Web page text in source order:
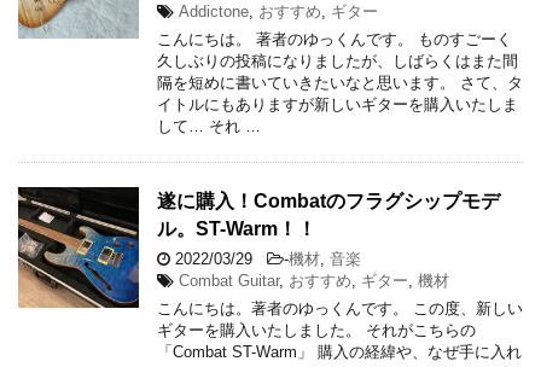
Addictone おすすめ
ギター
こんにちは。 著者のゆっくんです。 ものすごーく
久しぶりの投稿になりましたが、しばらくはまた間
隔を短めに書いていきたいなと思います。 さて、タ
イトルにもありますが新しいギターを購入いたしま
して… それ …
遂に購入！Combatのフラグシップモデ
ル。ST-Warm！！
2022/03/29 -機材 音楽
Combat Guitar, おすすめ ギター 機材
こんにちは。著者のゆっくんです。 この度、新しい
ギターを購入いたしました。 それがこちらの
「Combat ST-Warm」 購入の経緯や、なぜ手に入れ